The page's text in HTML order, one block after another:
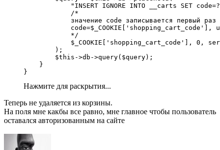
"INSERT IGNORE INTO __carts SET
            /*
            значение code записывается первый раз
code=$_COOKIE['shopping_cart_code'],
            */
$_COOKIE['shopping_cart_code'], 0,
        );
        $this->db->query($query);
    }
}
Нажмите для раскрытия...
Теперь не удаляется из корзины.
На поля мне какбы все равно, мне главное чтобы пользователь
оставался авторизованным на сайте